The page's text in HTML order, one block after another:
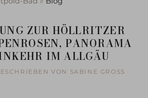
ZUR HÖLLRITZER
PANORAMA
IM ALLGÄU
VON SABINE GROSS